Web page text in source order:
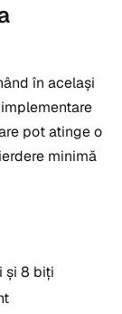
în același
pot atinge o
minimă
și 8 biți